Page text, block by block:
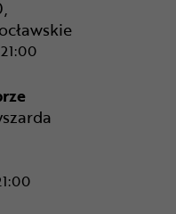
- CH Aleja
- M1 Zabrze